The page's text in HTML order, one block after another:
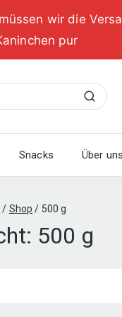
wir die
pur
Suchen
Snacks Über uns
/ Shop / 500 g
500 g